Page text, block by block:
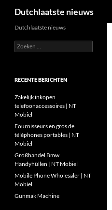
Dutchlaatste nieuws
Dutchlaatste nieuws
Zoeken
naar:
RECENTE BERICHTEN
Zakelijk inkopen
telefoonaccessoires | NT
Mobiel
Fournisseurs en gros de
téléphones portables | NT
Mobiel
Großhandel Bmw
Handyhüllen | NT Mobiel
Mobile Phone Wholesaler | NT
Mobiel
Gunmak Machine